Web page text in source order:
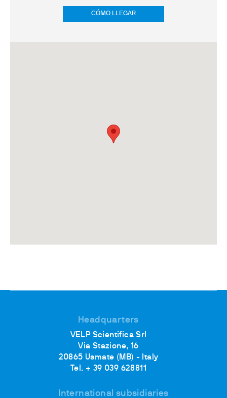
CÓMO LLEGAR
Headquarters
VELP Scientifica Srl
Via Stazione, 16
20865 Usmate (MB) - Italy
Tel. + 39 039 628811
International subsidiaries